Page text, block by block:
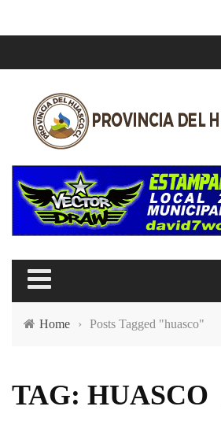
Home › Posts Tagged "huasco"
TAG: HUASCO